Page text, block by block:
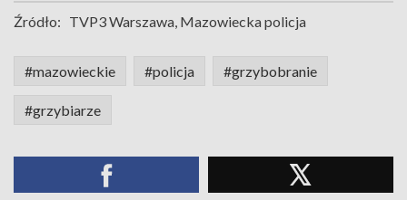
Źródło: TVP3 Warszawa, Mazowiecka policja
#mazowieckie #policja #grzybobranie
#grzybiarze